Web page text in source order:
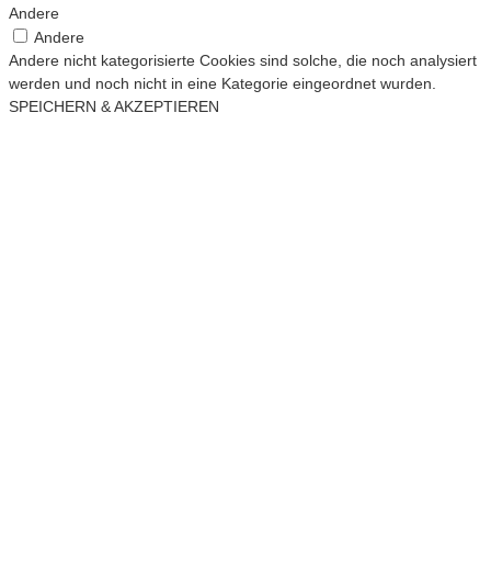
Andere
Andere
Andere nicht kategorisierte Cookies sind solche, die noch analysiert
werden und noch nicht in eine Kategorie eingeordnet wurden.
SPEICHERN & AKZEPTIEREN